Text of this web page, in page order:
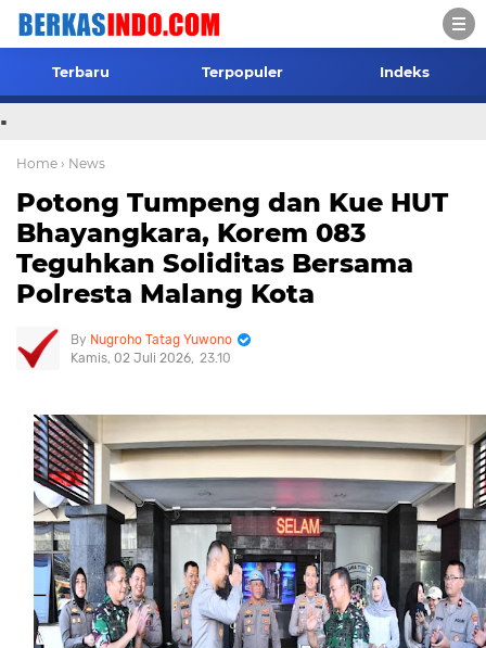
Terbaru Terpopuler Indeks
.
Home › News
Potong Tumpeng dan Kue HUT
Bhayangkara, Korem 083
Teguhkan Soliditas Bersama
Polresta Malang Kota
Nugroho Tatag Yuwono
Kamis, 02 Juli 2026 23.10